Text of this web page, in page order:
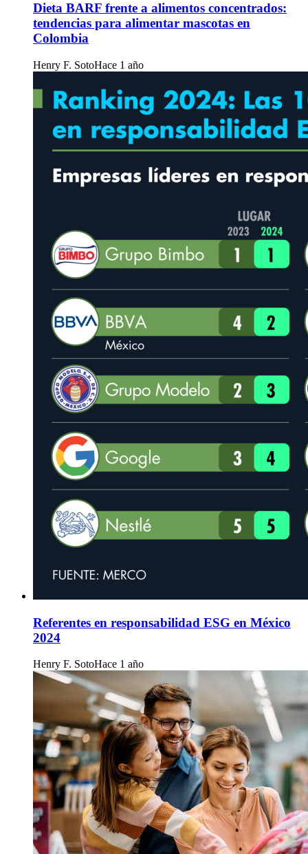
Dieta BARF frente a alimentos concentrados:
tendencias para alimentar mascotas en
Colombia
Henry F. SotoHace 1 año
Referentes en responsabilidad ESG en México
2024
Henry F. SotoHace 1 año